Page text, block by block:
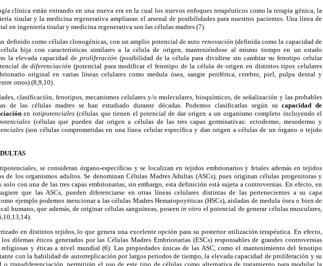
clínica están entrando en una nueva era en la cual los nuevos enfoques terapéuticos como la terapia génica, la
tisular y la medicina regenerativa ampliaran el arsenal de posibilidades para nuestros pacientes. Una línea de
en ingeniería tisular y medicina regenerativa son las células madres (7).
definido como células clonogénicas, con un amplio potencial de auto renovación (definida como la capacidad de
hija con características similares a la célula de origen, manteniéndose al mismo tiempo en un estado
la elevada capacidad de proliferación (posibilidad de la célula para dividirse sin cambiar su fenotipo celular
dediferenciación(potencial para modificar el fenotipo de la célula de origen en distintos tipos celulares
original en varias líneas celulares como medula ósea, sangre periférica, cerebro, piel, pulpa dental y
otros) (8,9,10).
clasificación, fenotipos, mecanismos celulares y/o moleculares, bioquímicos, de señalización y las probables
de las células madres se han estudiado durante décadas. Podemos clasificarlas según sucapacidad de
en totipotenciales(células que tienen el potencial de dar origen a un organismo completo incluyendo el
(células que pueden dar origen a células de las tres capas germinativas: ectodermo, mesodermo y
(son células comprometidas en una línea celular específica y dan origen a células de un órgano o tejido
se consideran órgano-especificas y se localizan en tejidos embrionarios y fetales además en tejidos
de los organismos adultos. Se denominan Células Madres Adultas (ASCs), pues originan células progenitoras y
solo con una de las tres capas embrionarias, sin embargo, esta definición está sujeta a controversias. En efecto, en
que las ASCs, pueden diferenciarse en otras líneas celulares distintas de las pertenecientes a su capa
ejemplo podemos mencionar a las células Madres Hematopoyéticas (HSCs), aisladas de medula ósea o bien de
humano, que además, de originar células sanguíneas, poseen in vitro el potencial de generar células musculares,
en distintos tejidos, lo que genera una excelente opción para su posterior utilización terapéutica. En efecto,
dilemas éticos generados por las Células Madres Embrionarias (ESCs) responsables de grandes controversias
religiosas y éticas a nivel mundial (6). Las propiedades únicas de las ASC, como el mantenimiento del fenotipo
con la habilidad de autorreplicación por largos periodos de tiempo, la elevada capacidad de proliferación y su
o transdiferenciación, permitirán el uso de este tipo de células como alternativa de tratamiento para modular la